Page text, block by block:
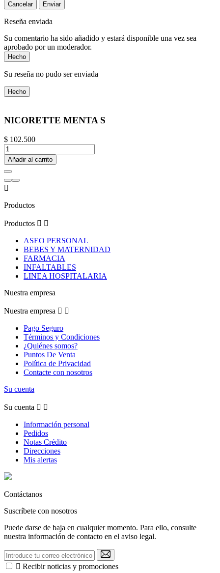
Cancelar Enviar
Reseña enviada
Su comentario ha sido añadido y estará disponible una vez sea
aprobado por un moderador.
Hecho
Su reseña no pudo ser enviada
Hecho
NICORETTE MENTA S
$ 102.500
Añadir al carrito

Productos
Productos  
ASEO PERSONAL
BEBES Y MATERNIDAD
FARMACIA
INFALTABLES
LINEA HOSPITALARIA
Nuestra empresa
Nuestra empresa  
Pago Seguro
Términos y Condiciones
¿Quiénes somos?
Puntos De Venta
Política de Privacidad
Contacte con nosotros
Su cuenta
Su cuenta  
Información personal
Pedidos
Notas Crédito
Direcciones
Mis alertas
Contáctanos
Suscríbete con nosotros
Puede darse de baja en cualquier momento. Para ello, consulte
nuestra información de contacto en el aviso legal.
 Recibir noticias y promociones